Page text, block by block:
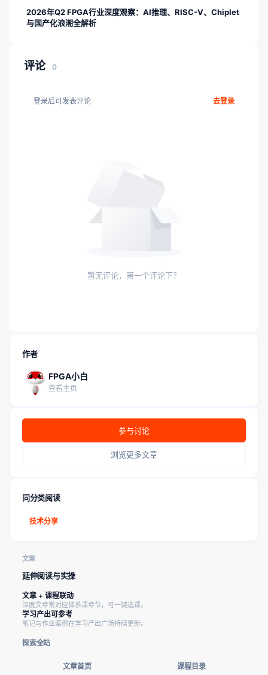
2026年Q2 FPGA行业深度观察：AI推理、RISC-V、Chiplet
与国产化浪潮全解析
评论 0
登录后可发表评论 去登录
暂无评论，第一个评论下？
作者
FPGA小白
查看主页
参与讨论
浏览更多文章
同分类阅读
技术分享
文章
延伸阅读与实操
文章 + 课程联动
深度文章常对应体系课章节，可一键选课。
学习产出可参考
笔记与作业案例在学习产出广场持续更新。
探索全站
文章首页 课程目录